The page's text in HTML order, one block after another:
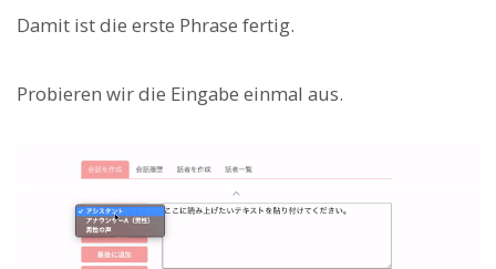
Damit ist die erste Phrase fertig.
Probieren wir die Eingabe einmal aus.